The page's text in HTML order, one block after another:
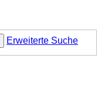
Erweiterte Suche